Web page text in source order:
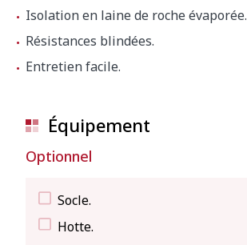
emballée
Isolation en laine de roche évaporée.
Résistances blindées.
Entretien facile.
Équipement
Optionnel
Socle.
Hotte.